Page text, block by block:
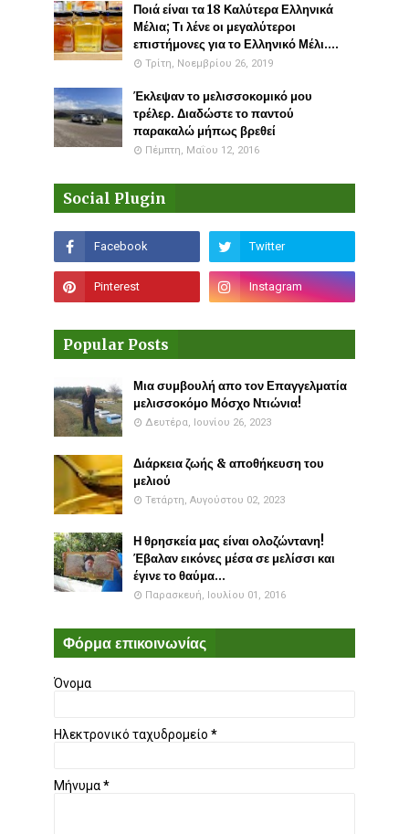
Ποιά είναι τα 18 Καλύτερα Ελληνικά
Μέλια; Τι λένε οι μεγαλύτεροι
επιστήμονες για το Ελληνικό Μέλι....
Τρίτη, Νοεμβρίου 26, 2019
Έκλεψαν το μελισσοκομικό μου
τρέλερ. Διαδώστε το παντού
παρακαλώ μήπως βρεθεί
Πέμπτη, Μαΐου 12, 2016
Social Plugin
Popular Posts
Μια συμβουλή απο τον Επαγγελματία
μελισσοκόμο Μόσχο Ντιώνια!
Δευτέρα, Ιουνίου 26, 2023
Διάρκεια ζωής & αποθήκευση του
μελιού
Τετάρτη, Αυγούστου 02, 2023
Η θρησκεία μας είναι ολοζώντανη!
Έβαλαν εικόνες μέσα σε μελίσσι και
έγινε το θαύμα...
Παρασκευή, Ιουλίου 01, 2016
Φόρμα επικοινωνίας
Όνομα
Ηλεκτρονικό ταχυδρομείο *
Μήνυμα*